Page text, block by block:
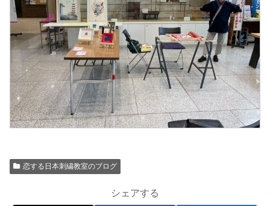
恋する日本刺繍教室のブログ
シェアする